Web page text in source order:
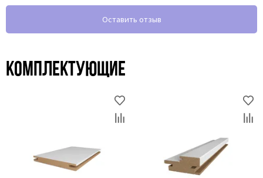
Оставить отзыв
Комплектующие